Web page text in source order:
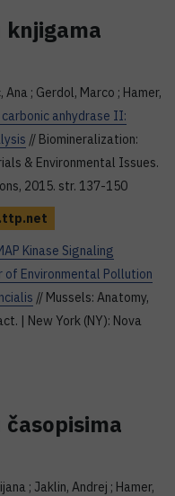
knjigama
; Gerdol, Marco ; Hamer,
anhydrase II:
// Biomineralization:
& Environmental Issues.
2015. str. 137-150
Kinase Signaling
of Environmental Pollution
// Mussels: Anatomy,
| New York (NY): Nova
; Jaklin, Andrej ; Hamer,